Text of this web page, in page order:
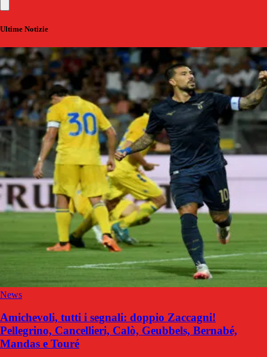
Ultime Notizie
News
Amichevoli, tutti i segnali: doppio Zaccagni!
Pellegrino, Cancellieri, Calò, Geubbels, Bernabé,
Mandas e Touré